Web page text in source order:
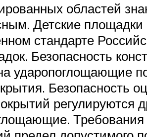
областей
Детские
стандарте
Безопасность
ударопоглощающие
Безопасность
регулируются
Требования